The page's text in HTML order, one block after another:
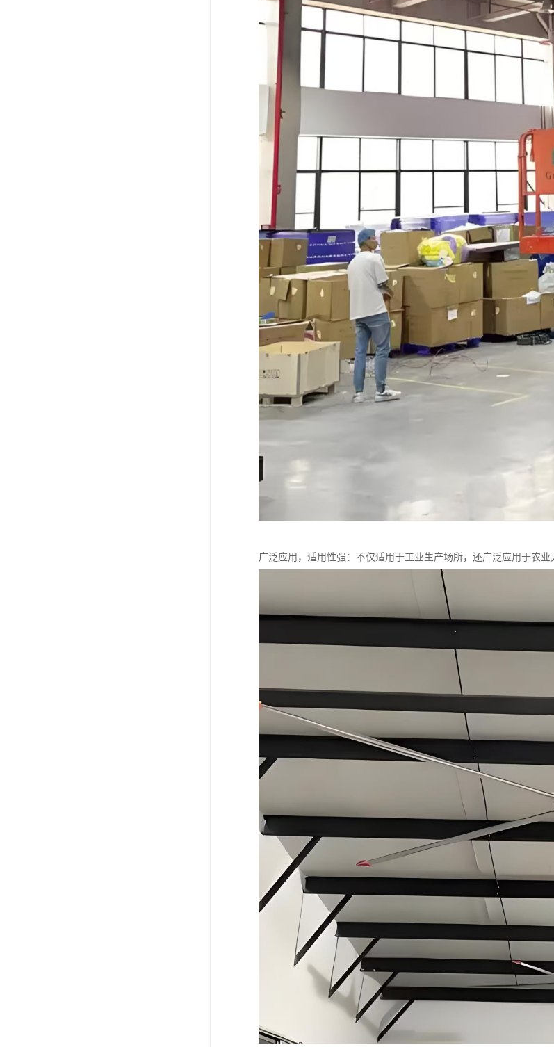
广泛应用，适用性强：不仅适用于工业生产场所，还广泛应用于农